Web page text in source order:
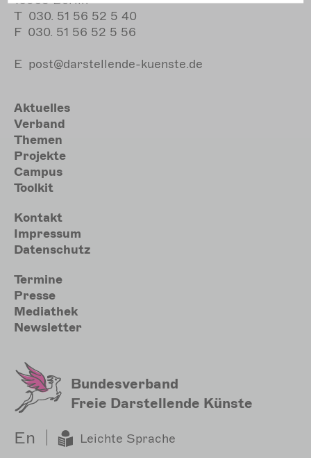
T 030. 51 56 52 5 40
F 030. 51 56 52 5 56
E post@darstellende-kuenste.de
Hauptnavigation
Aktuelles
Verband
Themen
Projekte
Campus
Toolkit
Meta
Kontakt
Impressum
Datenschutz
Sekundärmenu
Termine
Presse
Mediathek
Newsletter
Bundesverband
Freie Darstellende Künste
En Leichte Sprache